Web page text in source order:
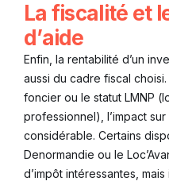
La fiscalité et
d’aide
Enfin, la rentabilité d’un
aussi du cadre fiscal
foncier ou le statut LMNP
professionnel), l’impact
considérable. Certains
Denormandie ou le
d’impôt intéressantes,